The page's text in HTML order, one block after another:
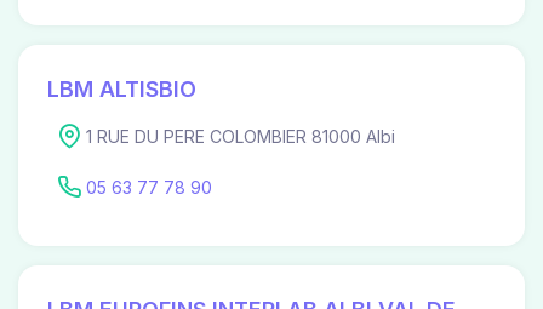
LBM ALTISBIO
1 RUE DU PERE COLOMBIER 81000 Albi
05 63 77 78 90